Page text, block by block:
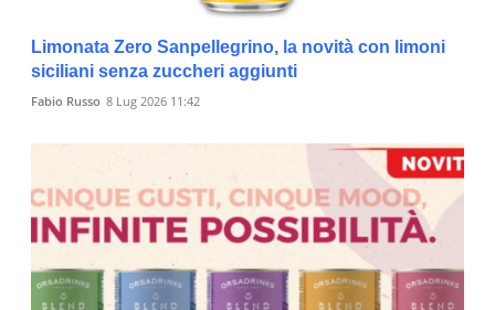
Limonata Zero Sanpellegrino, la novità con limoni
siciliani senza zuccheri aggiunti
Fabio Russo 8 Lug 2026 11:42